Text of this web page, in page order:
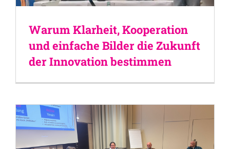
Warum Klarheit, Kooperation
und einfache Bilder die Zukunft
der Innovation bestimmen